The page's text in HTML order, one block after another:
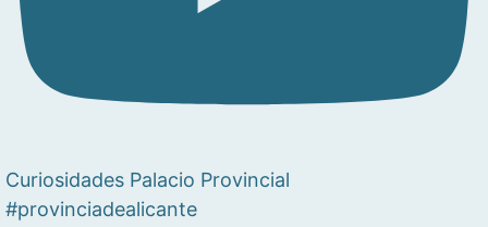
Curiosidades Palacio Provincial
#provinciadealicante